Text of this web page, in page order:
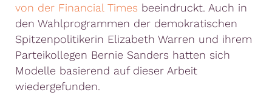
von der Financial Times beeindruckt. Auch in
den Wahlprogrammen der demokratischen
Spitzenpolitikerin Elizabeth Warren und ihrem
Parteikollegen Bernie Sanders hatten sich
Modelle basierend auf dieser Arbeit
wiedergefunden.